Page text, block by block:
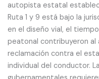
autopista estatal
Ruta 1 y 9 está bajo la
en el diseño vial, el
peatonal contribuyeron
reclamación contra el
individual del conductor.